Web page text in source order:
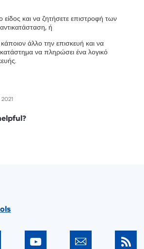
είδος και να ζητήσετε επιστροφή των
ή
άλλο την επισκευή και να
να πληρώσει ένα λογικό